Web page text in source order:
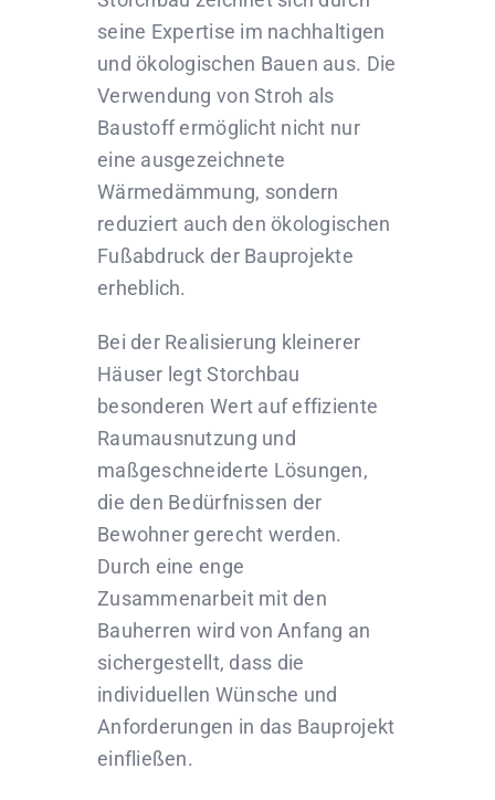
seine Expertise im nachhaltigen
und ökologischen Bauen aus. Die
Verwendung von Stroh als
Baustoff ermöglicht nicht nur
eine ausgezeichnete
Wärmedämmung, sondern
reduziert auch den ökologischen
Fußabdruck der Bauprojekte
erheblich.
Bei der Realisierung kleinerer
Häuser legt Storchbau
besonderen Wert auf effiziente
Raumausnutzung und
maßgeschneiderte Lösungen,
die den Bedürfnissen der
Bewohner gerecht werden.
Durch eine enge
Zusammenarbeit mit den
Bauherren wird von Anfang an
sichergestellt, dass die
individuellen Wünsche und
Anforderungen in das Bauprojekt
einfließen.